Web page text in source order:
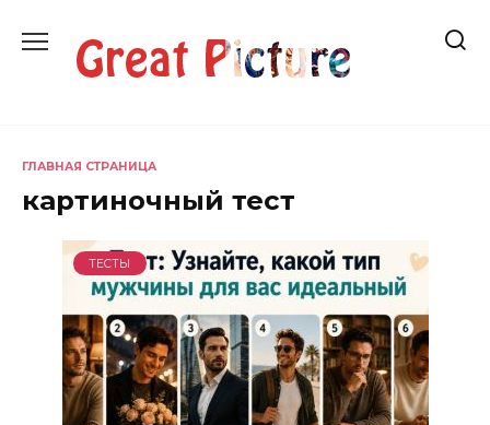
содержанию
ГЛАВНАЯ СТРАНИЦА
картиночный тест
ТЕСТЫ